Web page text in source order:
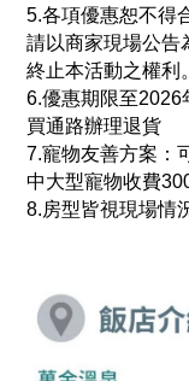
5.各項優惠恕不得
請以商家現場公告
終止本活動之權利
6.優惠期限至2026
買通路辦理退貨
7.寵物友善方案：
中大型寵物收費
8.房型皆視現場情